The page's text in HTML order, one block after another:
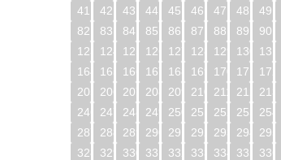
41
42 43 44 45 46 47 48 49
82
83 84 85 86 87 88 89 90
123
124 125 126 127 128 129 130 131
164
165 166 167 168 169 170 171 172
205
206 207 208 209 210 211 212 213
246
247 248 249 250 251 252 253 254
287
288 289 290 291 292 293 294 295
328
329 330 331 332 333 334 335 336